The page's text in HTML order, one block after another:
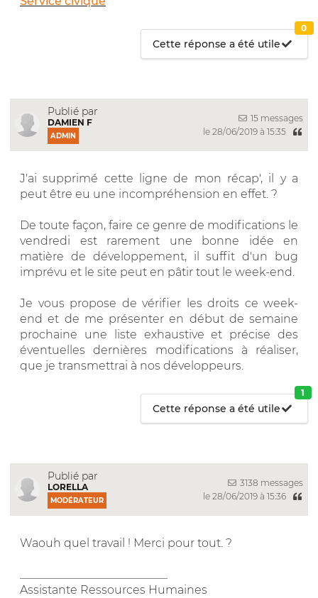
Cette réponse a été utile
0
Publié par
DAMIEN F
ADMIN
15 messages
le 28/06/2019 à 15:35
J'ai supprimé cette ligne de mon récap', il y a
peut être eu une incompréhension en effet. ?
De toute façon, faire ce genre de modifications le
vendredi est rarement une bonne idée en
matière de développement, il suffit d'un bug
imprévu et le site peut en pâtir tout le week-end.
Je vous propose de vérifier les droits ce week-
end et de me présenter en début de semaine
prochaine une liste exhaustive et précise des
éventuelles dernières modifications à réaliser,
que je transmettrai à nos développeurs.
Cette réponse a été utile
1
Publié par
LORELLA
MODÉRATEUR
3138 messages
le 28/06/2019 à 15:36
Waouh quel travail ! Merci pour tout. ?
Assistante Ressources Humaines